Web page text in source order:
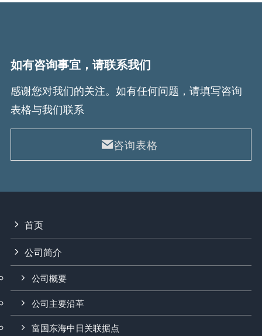
如有咨询事宜，请联系我们
感谢您对我们的关注。如有任何问题，请填写咨询
表格与我们联系
咨询表格
首页
公司简介
公司概要
公司主要沿革
富国东海中日关联据点